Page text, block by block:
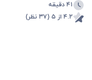
۴۱ دقیقه
۴.۲ از ۵ (۳۷ نظر)